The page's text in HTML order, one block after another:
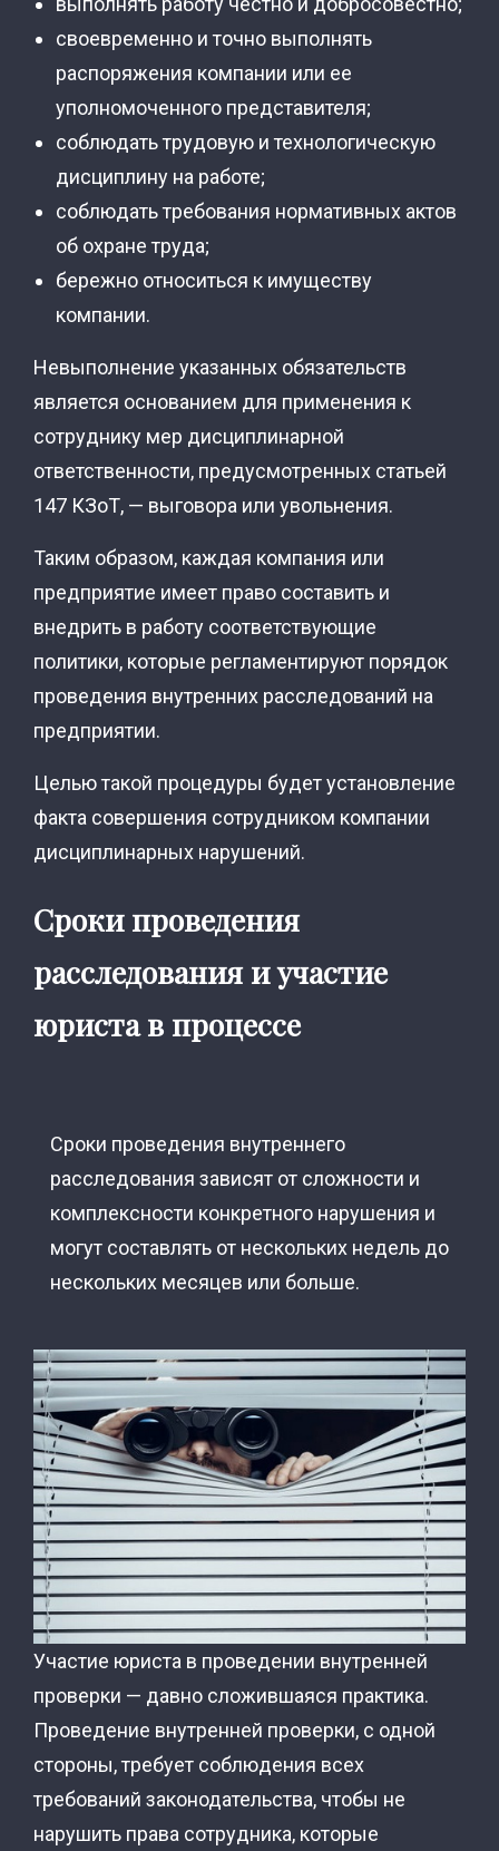
своевременно и точно выполнять
распоряжения компании или ее
уполномоченного представителя;
соблюдать трудовую и технологическую
дисциплину на работе;
соблюдать требования нормативных актов
об охране труда;
бережно относиться к имуществу
компании.
Невыполнение указанных обязательств
является основанием для применения к
сотруднику мер дисциплинарной
ответственности, предусмотренных статьей
147 КЗоТ, — выговора или увольнения.
Таким образом, каждая компания или
предприятие имеет право составить и
внедрить в работу соответствующие
политики, которые регламентируют порядок
проведения внутренних расследований на
предприятии.
Целью такой процедуры будет установление
факта совершения сотрудником компании
дисциплинарных нарушений.
Сроки проведения
расследования и участие
юриста в процессе
Сроки проведения внутреннего
расследования зависят от сложности и
комплексности конкретного нарушения и
могут составлять от нескольких недель до
нескольких месяцев или больше.
Участие юриста в проведении внутренней
проверки — давно сложившаяся практика.
Проведение внутренней проверки, с одной
стороны, требует соблюдения всех
требований законодательства, чтобы не
нарушить права сотрудника, которые